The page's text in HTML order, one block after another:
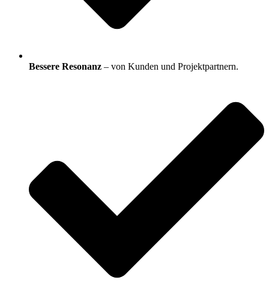
Bessere Resonanz – von Kunden und Projektpartnern.